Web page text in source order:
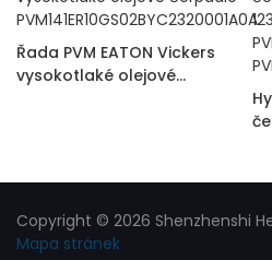
Řada PVM EATON Vickers
vysokotlaké olejové
Copyright © 2026 Shenzhenshi
Mapa stránek